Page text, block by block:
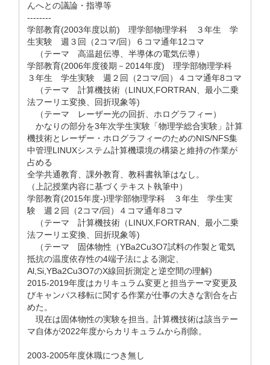
んへとの議論・指導等
--------
学部教育(2003年度以前) 理学部物理学科 ３年生 学
生実験 週３回（2コマ/回）６コマ通年12コマ
（テーマ 高温超伝導、半導体の電気伝導）
学部教育(2006年度後期－2014年度) 理学部物理学科
３年生 学生実験 週２回（2コマ/回）４コマ通年8コマ
（テーマ 計算機技術（LINUX,FORTRAN、最小二乗
法フーリエ変換、回折現象等)
（テーマ レーザー光の回折、ホログラフィー）
かなりの部分を3年次学生実験「物理学総合実験」計算
機技術とレーザー・ホログラフィーのためのNIS/NFS集
中管理LINUXシステム計算機環境の構築と維持の作業が
占める
全学共通教育、課外教育、教科書執筆はなし。
（上記授業内容に基づくテキスト執筆中）
学部教育(2015年度-)理学部物理学科 ３年生 学生実
験 週２回（2コマ/回）４コマ通年8コマ
（テーマ 計算機技術（LINUX,FORTRAN、最小二乗
法フーリエ変換、回折現象等)
（テーマ 固体物性（YBa2Cu3O7試料の作製と電気
抵抗の温度依存性の4端子法による測定、
Al,Si,YBa2Cu3O7のX線回折測定と逆空間の理解)
2015-2019年度はカリキュラム変更と担当テーマ変更及
びキャンパス移転に関する作業が仕事の大きな割合を占
めた。
現在は固体物性の実験を担当。計算機技術は該当テー
マ自体が2022年度からカリキュラムから削除。
2003-2005年度休職につき無し